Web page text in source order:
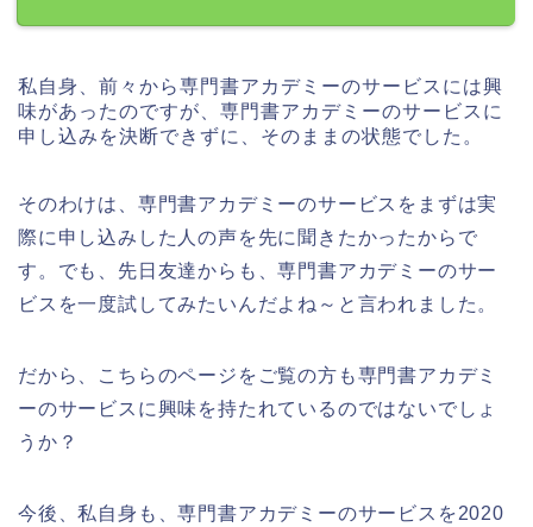
私自身、前々から専門書アカデミーのサービスには興
味があったのですが、専門書アカデミーのサービスに
申し込みを決断できずに、そのままの状態でした。
そのわけは、専門書アカデミーのサービスをまずは実
際に申し込みした人の声を先に聞きたかったからで
す。でも、先日友達からも、専門書アカデミーのサー
ビスを一度試してみたいんだよね～と言われました。
だから、こちらのページをご覧の方も専門書アカデミ
ーのサービスに興味を持たれているのではないでしょ
うか？
今後、私自身も、専門書アカデミーのサービスを2020